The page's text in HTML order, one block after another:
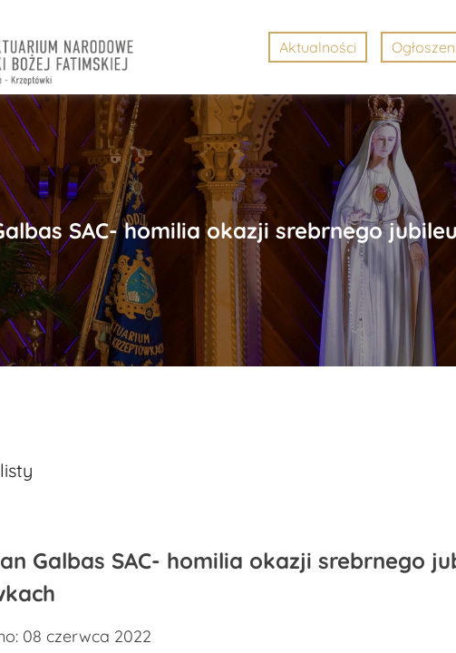
Aktualności
SAC- homilia okazji srebrnego
Galbas SAC- homilia okazji srebrnego
08 czerwca 2022